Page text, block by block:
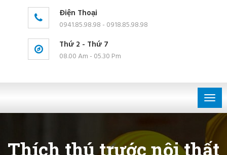
Điện Thoại
0941.85.98.98 - 0918.85.98.98
Thứ 2 - Thứ 7
08.00 Am - 05.30 Pm
Thích thú trước nội thất